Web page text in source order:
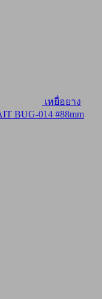
เหยื่อยาง
BUG-014 #88mm